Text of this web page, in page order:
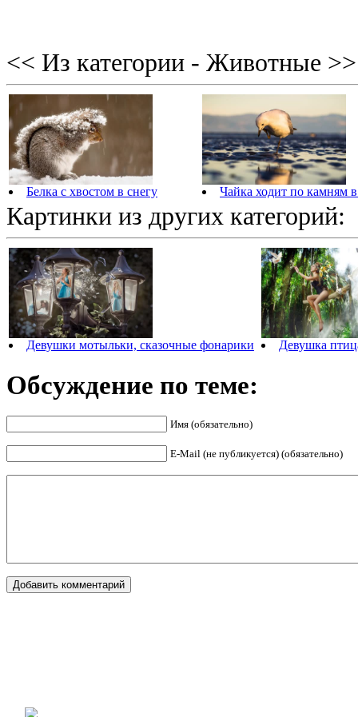
<< Из категории - Животные >>
Белка с хвостом в снегу Чайка ходит по камням
Картинки из других категорий:
Девушки мотыльки, сказочные фонарики Девушка
Обсуждение по теме:
Имя (обязательно)
E-Mail (не публикуется) (обязательно)